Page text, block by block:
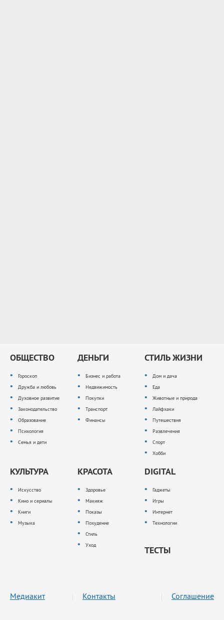
ОБЩЕСТВО
Гороскоп
Дружба и любовь
Духовное развитие
Законодательство
Образование
Психология
Семья и дети
ДЕНЬГИ
Бизнес и работа
Недвижимость
Покупки
Транспорт
Финансы
СТИЛЬ ЖИЗНИ
Дом и дача
Еда
Животные и природа
Лайфхаки
Путешествия
Развлечения
Спорт
Хобби
КУЛЬТУРА
Искусство
Кино и сериалы
Книги
Музыка
КРАСОТА
Здоровье
Макияж
Показы
Похудение
Стиль
Уход
DIGITAL
Гаджеты
Игры
Интернет
Технологии
ТЕСТЫ
Медиакит Контакты Соглашение